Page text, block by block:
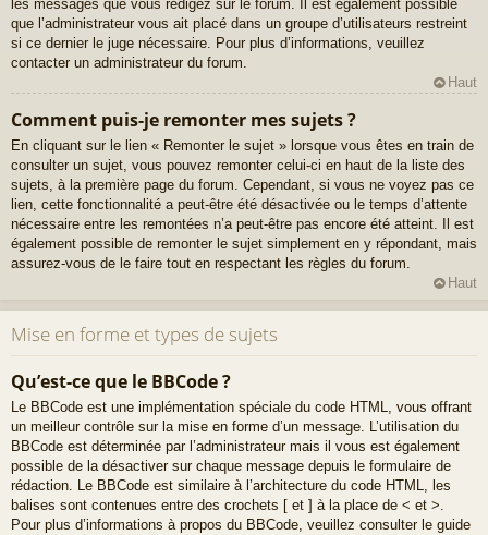
les messages que vous rédigez sur le forum. Il est également possible
que l’administrateur vous ait placé dans un groupe d’utilisateurs restreint
si ce dernier le juge nécessaire. Pour plus d’informations, veuillez
contacter un administrateur du forum.
Haut
Comment puis-je remonter mes sujets ?
En cliquant sur le lien « Remonter le sujet » lorsque vous êtes en train de
consulter un sujet, vous pouvez remonter celui-ci en haut de la liste des
sujets, à la première page du forum. Cependant, si vous ne voyez pas ce
lien, cette fonctionnalité a peut-être été désactivée ou le temps d’attente
nécessaire entre les remontées n’a peut-être pas encore été atteint. Il est
également possible de remonter le sujet simplement en y répondant, mais
assurez-vous de le faire tout en respectant les règles du forum.
Haut
Mise en forme et types de sujets
Qu’est-ce que le BBCode ?
Le BBCode est une implémentation spéciale du code HTML, vous offrant
un meilleur contrôle sur la mise en forme d’un message. L’utilisation du
BBCode est déterminée par l’administrateur mais il vous est également
possible de la désactiver sur chaque message depuis le formulaire de
rédaction. Le BBCode est similaire à l’architecture du code HTML, les
balises sont contenues entre des crochets [ et ] à la place de < et >.
Pour plus d’informations à propos du BBCode, veuillez consulter le guide